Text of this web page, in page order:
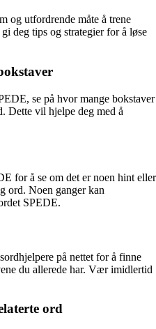
og utfordrende måte å trene
deg tips og strategier for å løse
se på hvor mange bokstaver
Dette vil hjelpe deg med å
for å se om det er noen hint eller
ord. Noen ganger kan
SPEDE.
på nettet for å finne
du allerede har. Vær imidlertid
ord